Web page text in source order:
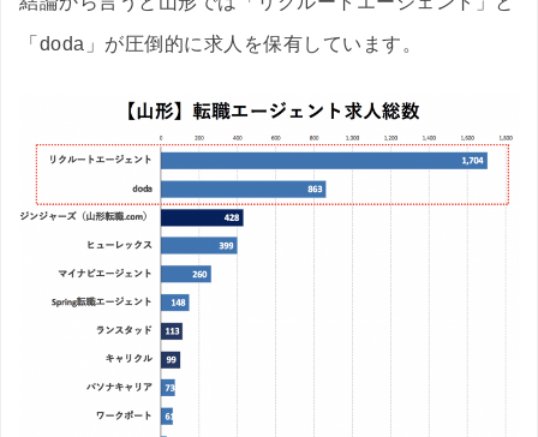
「doda」が圧倒的に求人を保有しています。